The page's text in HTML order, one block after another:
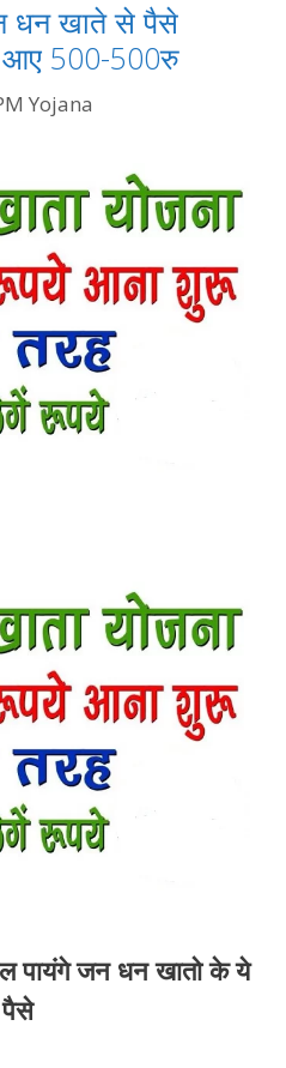
धन खाते से पैसे
आए 500-500रु
Yojana
पायंगे जन धन खातो के ये
पैसे